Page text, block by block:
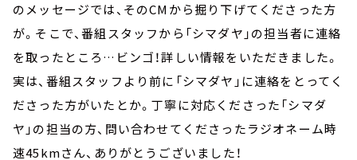
のメッセージでは、そのCMから掘り下げてくださった方
が。そこで、番組スタッフから「シマダヤ」の担当者に連絡
を取ったところ…ビンゴ！詳しい情報をいただきました。
実は、番組スタッフより前に「シマダヤ」に連絡をとってく
ださった方がいたとか。丁寧に対応くださった「シマダ
ヤ」の担当の方、問い合わせてくださったラジオネーム時
速45kmさん、ありがとうございました！